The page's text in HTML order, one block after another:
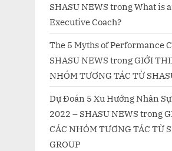
SHASU NEWS trongWhat is
Executive Coach?
The 5 Myths of Performance
SHASU NEWS trongGIỚI
NHÓM TƯƠNG TÁC TỪ
Dự Đoán 5 Xu Hướng Nhân
2022 – SHASU NEWS trong
CÁC NHÓM TƯƠNG TÁC TỪ
GROUP